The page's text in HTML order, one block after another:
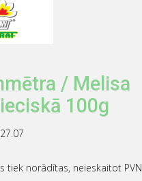
/ Melisa
100g
tiek norādītas, neieskaitot PVN